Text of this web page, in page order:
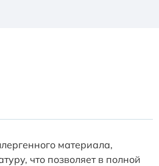
материала,
что позволяет в полной